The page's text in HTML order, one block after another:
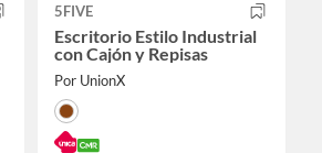
5FIVE
Escritorio Estilo Industrial
con Cajón y Repisas
Por UnionX